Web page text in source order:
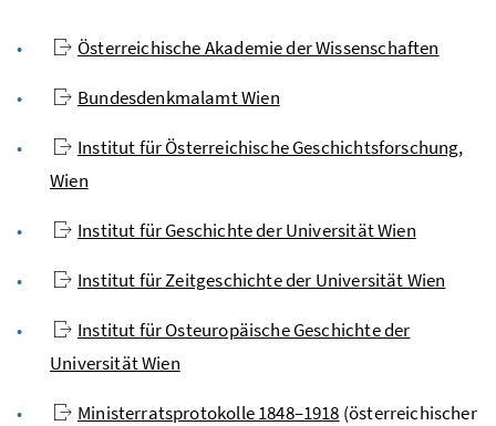
Österreichische Akademie der Wissenschaften
Bundesdenkmalamt Wien
Institut für Österreichische Geschichtsforschung,
Wien
Institut für Geschichte der Universität Wien
Institut für Zeitgeschichte der Universität Wien
Institut für Osteuropäische Geschichte der
Universität Wien
Ministerratsprotokolle 1848–1918 (österreichischer